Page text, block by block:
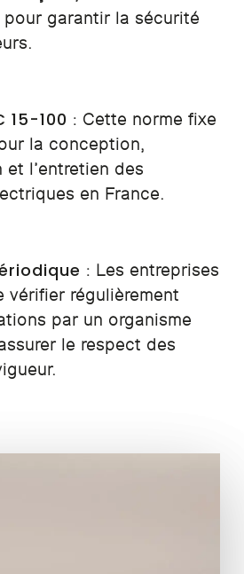
pour garantir la sécurité
15-100 : Cette norme fixe
la conception,
et l’entretien des
en France.
: Les entreprises
vérifier régulièrement
par un organisme
le respect des